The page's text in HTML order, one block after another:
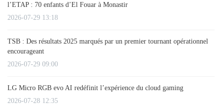
l’ETAP : 70 enfants d’El Fouar à Monastir
2026-07-29 13:18
TSB : Des résultats 2025 marqués par un premier tournant opérationnel
encourageant
2026-07-29 09:00
LG Micro RGB evo AI redéfinit l’expérience du cloud gaming
2026-07-28 12:35